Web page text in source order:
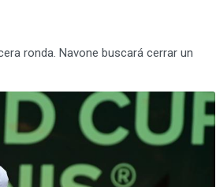
ronda. Navone buscará cerrar un